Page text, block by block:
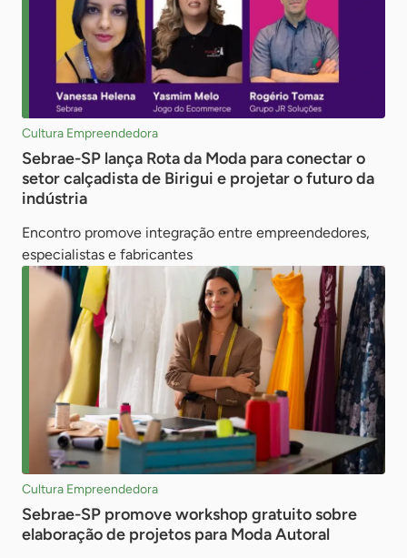
Cultura Empreendedora
Sebrae-SP lança Rota da Moda para conectar o
setor calçadista de Birigui e projetar o futuro da
indústria
Encontro promove integração entre empreendedores,
especialistas e fabricantes
Cultura Empreendedora
Sebrae-SP promove workshop gratuito sobre
elaboração de projetos para Moda Autoral